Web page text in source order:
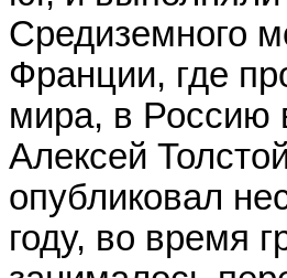
Средиземного
Франции, где
мира, в Россию
Алексей
опубликовал
году, во время